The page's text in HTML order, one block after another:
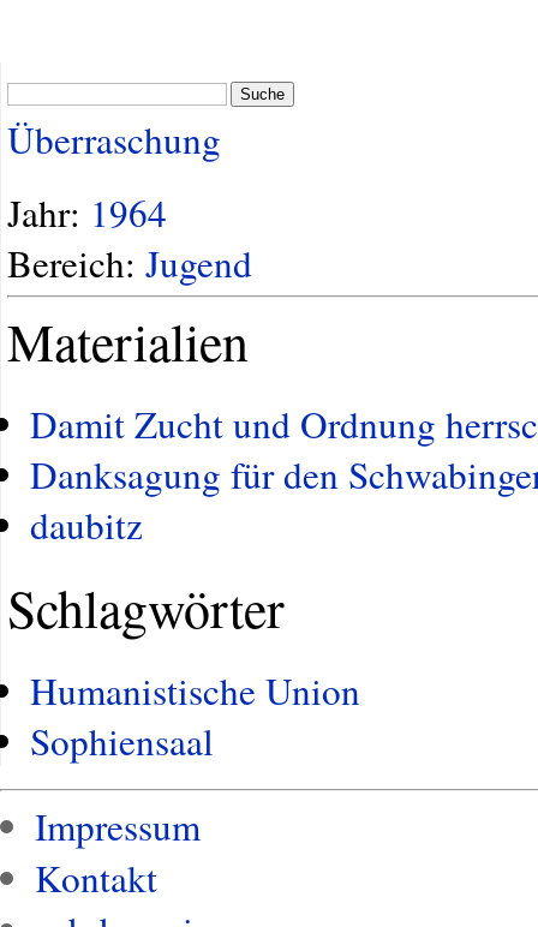
Suche
Überraschung
Jahr: 1964
Bereich: Jugend
Materialien
Damit Zucht und Ordnung
Danksagung für den
daubitz
Schlagwörter
Humanistische Union
Sophiensaal
Impressum
Kontakt